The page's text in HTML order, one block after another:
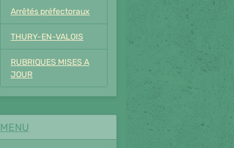
Arrêtés préfectoraux
THURY-EN-VALOIS
RUBRIQUES MISES A
JOUR
MENU